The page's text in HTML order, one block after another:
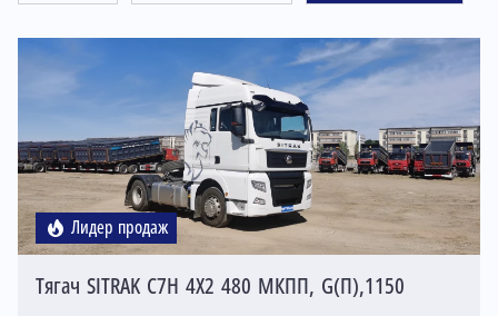
Лидер продаж
Тягач SITRAK C7H 4X2 480 МКПП, G(П),1150